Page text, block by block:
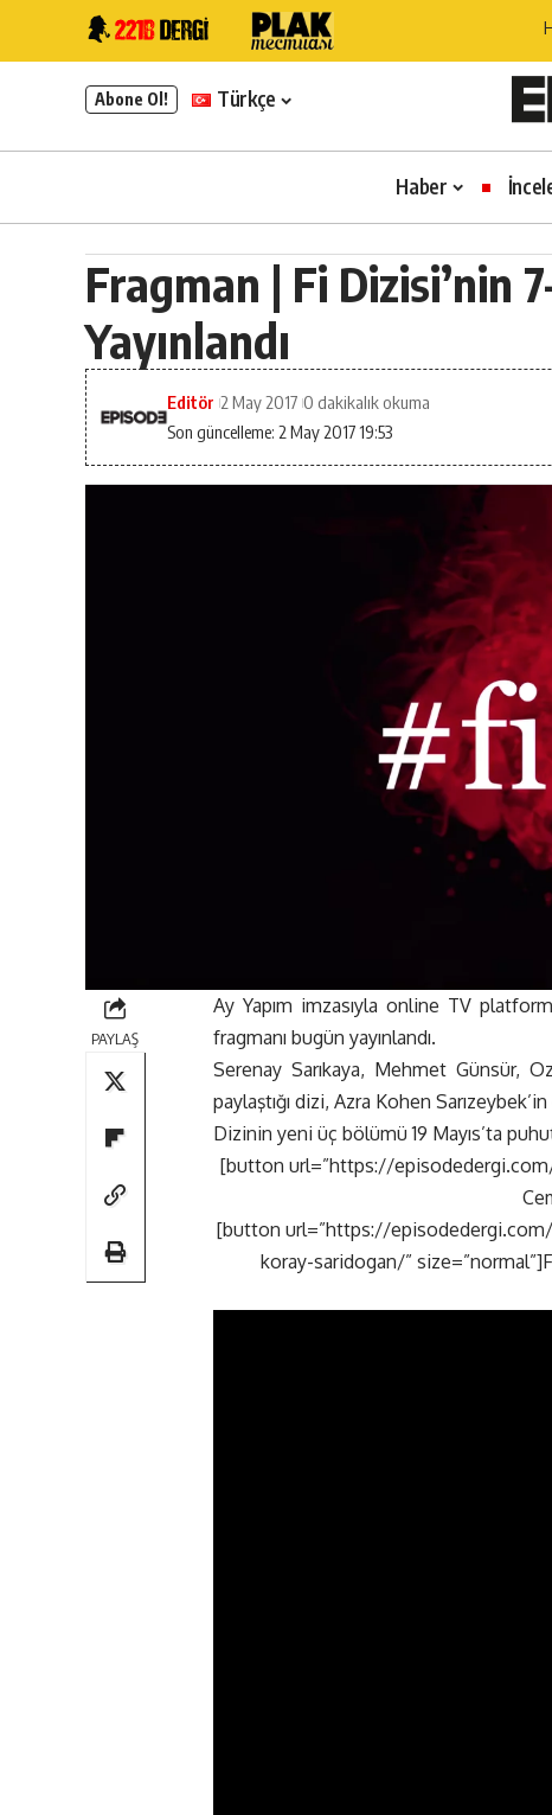
Abone Ol! Türkçe
Haber
Fragman | Fi Dizisi’nin
Yayınlandı
Son güncelleme: 2 May 2017 19:53
Editör 2 May 2017 0 dakikalık okuma
PAYLAŞ
Ay Yapım imzasıyla online TV
fragmanı bugün yayınlandı.
Serenay Sarıkaya, Mehmet Günsür,
paylaştığı dizi, Azra Kohen
Dizinin yeni üç bölümü 19 Mayıs’ta
[button url=”https://
[button url=”https://
koray-saridogan/”